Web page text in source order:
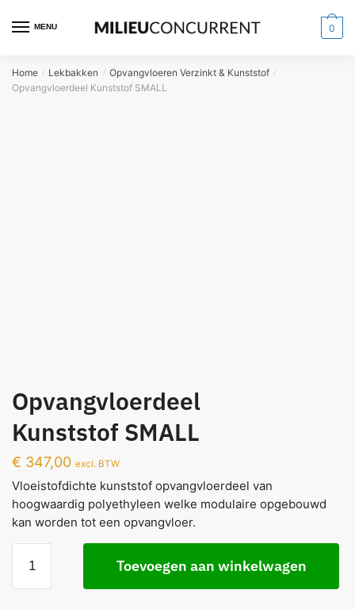
MENU 0
Home / Lekbakken / Opvangvloeren Verzinkt & Kunststof /
Opvangvloerdeel Kunststof SMALL
Opvangvloerdeel
Kunststof SMALL
€ 347,00 excl. BTW
Vloeistofdichte kunststof opvangvloerdeel van
hoogwaardig polyethyleen welke modulaire opgebouwd
kan worden tot een opvangvloer.
Toevoegen aan winkelwagen